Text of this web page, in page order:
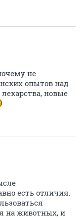
не
методы
(не на